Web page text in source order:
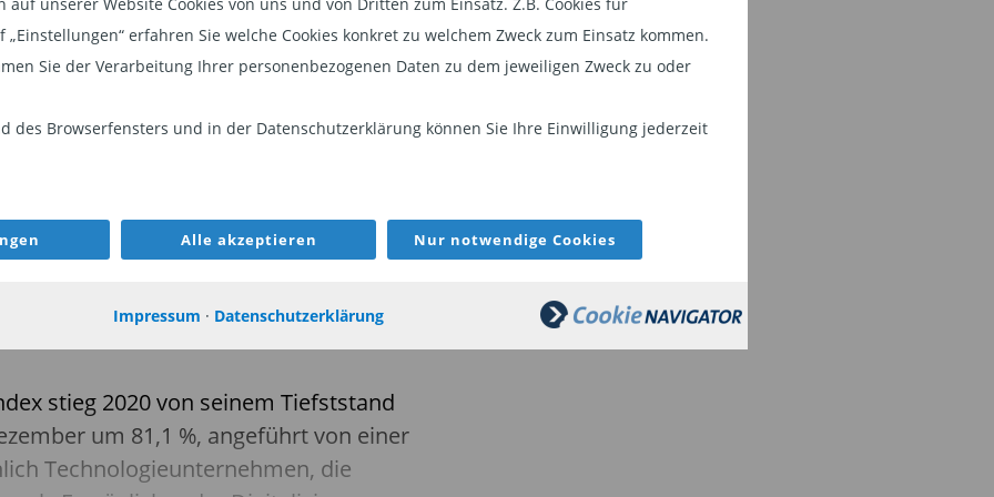
erfahren Sie welche Cookies konkret zu welchem Zweck zum Einsatz kommen.
Sie der Verarbeitung Ihrer personenbezogenen Daten zu dem jeweiligen Zweck zu oder
des Browserfensters und in der Datenschutzerklärung können Sie Ihre Einwilligung jederzeit
Alle akzeptieren Nur notwendige Cookies
Impressum · Datenschutzerklärung
den Lieblingen des US-
die Sorge wider, ob ihr
außergewöhnlich hohe
immer noch
mit profitablen,
finden.
stieg 2020 von seinem Tiefststand
um 81,1 %, angeführt von einer
Technologieunternehmen, die